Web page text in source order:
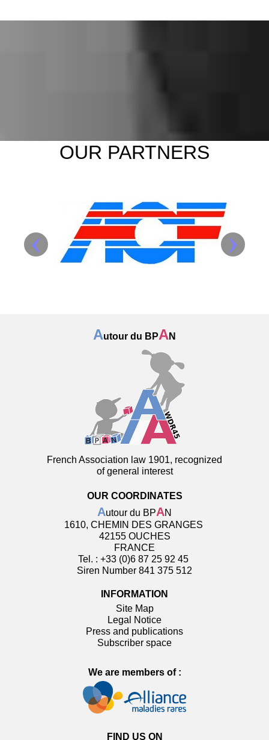
OUR PARTNERS
‹ ›
Autour du BPAN
French Association law 1901, recognized
of general interest
OUR COORDINATES
Autour du BPAN
1610, CHEMIN DES GRANGES
42155 OUCHES
FRANCE
Tel. : +33 (0)6 87 25 92 45
Siren Number 841 375 512
INFORMATION
Site Map
Legal Notice
Press and publications
Subscriber space
We are members of :
FIND US ON